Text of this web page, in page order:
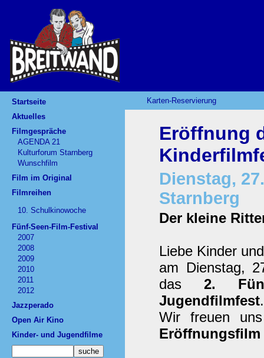
Startseite
Aktuelles
Filmgespräche
AGENDA 21
Kulturforum Starnberg
Wunschfilm
Film im Original
Filmreihen
10. Schulkinowoche
Fünf-Seen-Film-Festival
2007
2008
2009
2010
2011
2012
Jazzperado
Open Air Kino
Kinder- und Jugendfilme
Karten-Reservierung
Eröffnung
Dienstag,
Starnberg
Der kleine
Liebe Kinder
am Dienstag,
das 2.
Jugendfilmfest.
Wir freuen
Eröffnungsfilm